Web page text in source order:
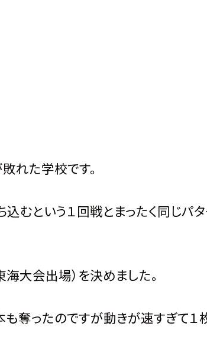
れた学校です。
むという１回戦とまったく同じパ
大会出場）を決めました。
も奪ったのですが動きが速すぎて１